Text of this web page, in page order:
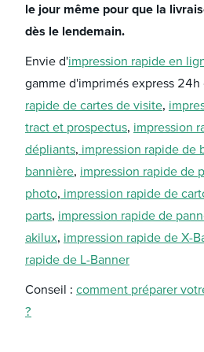
le jour même pour que la
dès le lendemain.
Envie d'impression rapide en
gamme d'imprimés express 24h
rapide de cartes de visite,
tract et prospectus, impression
dépliants, impression rapide de
bannière, impression rapide de
photo, impression rapide de
parts, impression rapide de
akilux, impression rapide de X-
rapide de L-Banner
Conseil : comment préparer
?